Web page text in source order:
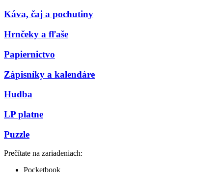
Káva, čaj a pochutiny
Hrnčeky a fľaše
Papiernictvo
Zápisníky a kalendáre
Hudba
LP platne
Puzzle
Prečítate na zariadeniach:
Pocketbook